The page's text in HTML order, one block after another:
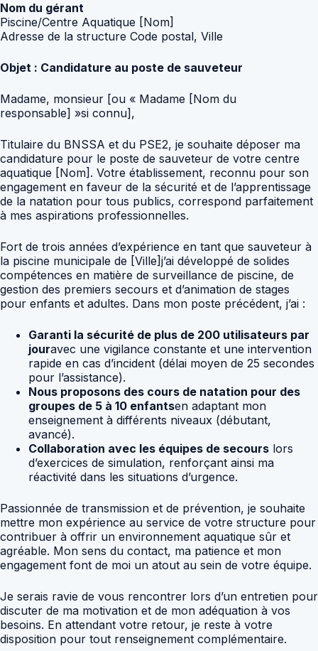
Nom du gérant
Piscine/Centre Aquatique [Nom]
Adresse de la structure Code postal, Ville
Objet : Candidature au poste de sauveteur
Madame, monsieur [ou « Madame [Nom du
responsable] »si connu],
Titulaire du BNSSA et du PSE2, je souhaite déposer ma
candidature pour le poste de sauveteur de votre centre
aquatique [Nom]. Votre établissement, reconnu pour son
engagement en faveur de la sécurité et de l’apprentissage
de la natation pour tous publics, correspond parfaitement
à mes aspirations professionnelles.
Fort de trois années d’expérience en tant que sauveteur à
la piscine municipale de [Ville]j’ai développé de solides
compétences en matière de surveillance de piscine, de
gestion des premiers secours et d’animation de stages
pour enfants et adultes. Dans mon poste précédent, j’ai :
Garanti la sécurité de plus de 200 utilisateurs par
jouravec une vigilance constante et une intervention
rapide en cas d’incident (délai moyen de 25 secondes
pour l’assistance).
Nous proposons des cours de natation pour des
groupes de 5 à 10 enfantsen adaptant mon
enseignement à différents niveaux (débutant,
avancé).
Collaboration avec les équipes de secours lors
d’exercices de simulation, renforçant ainsi ma
réactivité dans les situations d’urgence.
Passionnée de transmission et de prévention, je souhaite
mettre mon expérience au service de votre structure pour
contribuer à offrir un environnement aquatique sûr et
agréable. Mon sens du contact, ma patience et mon
engagement font de moi un atout au sein de votre équipe.
Je serais ravie de vous rencontrer lors d’un entretien pour
discuter de ma motivation et de mon adéquation à vos
besoins. En attendant votre retour, je reste à votre
disposition pour tout renseignement complémentaire.